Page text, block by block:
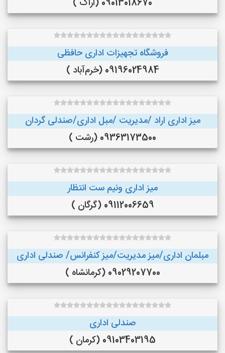
09013018670 (اراک )
فروشگاه تجهیزات اداری حافظی
09196024984 (خرم‌آباد )
میز اداری اراد /مدیریت /مبل اداری/صندلی گردان
09363173500 (رشت )
میز اداری ونیم ست انتظار
09112006659 (گرگان )
مبلمان اداری/میز مدیریت/میز کنفرانس/ صندلی اداری
09029207700 (کرمانشاه )
صندلی اداری
09103403195 (کرمان )